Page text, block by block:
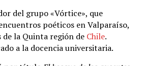
del grupo «Vórtice», que
poéticos en Valparaíso,
la Quinta región de Chile.
a la docencia universitaria.